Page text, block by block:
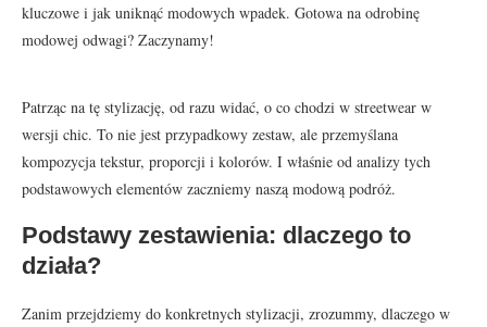
kluczowe i jak uniknąć modowych wpadek. Gotowa na odrobinę
modowej odwagi? Zaczynamy!
Patrząc na tę stylizację, od razu widać, o co chodzi w streetwear w
wersji chic. To nie jest przypadkowy zestaw, ale przemyślana
kompozycja tekstur, proporcji i kolorów. I właśnie od analizy tych
podstawowych elementów zaczniemy naszą modową podróż.
Podstawy zestawienia: dlaczego to
działa?
Zanim przejdziemy do konkretnych stylizacji, zrozummy, dlaczego w